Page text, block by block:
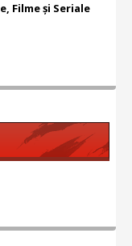
Filme și Seriale